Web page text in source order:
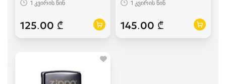
1 კვირის წინ
125.00 ₾
1 კვირის წინ
145.00 ₾